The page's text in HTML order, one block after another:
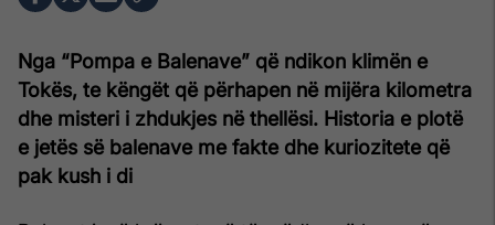
Nga “Pompa e Balenave” që ndikon klimën e
Tokës, te këngët që përhapen në mijëra kilometra
dhe misteri i zhdukjes në thellësi. Historia e plotë
e jetës së balenave me fakte dhe kuriozitete që
pak kush i di